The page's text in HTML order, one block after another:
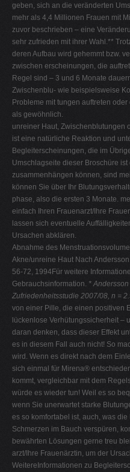
geben, sich an die veränderten
mehr als 4,4 Millionen Frauen mit
zuvor beschrieben – eine
sehr zufrieden mit ihrer Wahl.**
deren Aufbau wird gehemmt bzw.
zwischen erscheinungen, die
Regel sind – 3 und 6 Monate
Zwischenblu- wie beispielsweise
Probleme mit tungen auftreten
als gewöhnlich.
unreiner Haut, Zwischenblutungen
ist eine natürliche Reaktion und
Begleiterscheinungen, die im
Umschlagseite dieser Broschüre
zusammenhängen können, sind
können Sie über Ihr
phase, also die ersten 3 Monate.
einfach Ihren Frauenarzt/Ihre
lassen sich eventuelle
Ursachen abklären.
Abnahme des
Akne/unreine Haut Nach
56-72, 1994Für weitere
Gebrauchsinformation. *
Zufriedenheitsstudie 2007/08, n =
von einer Pille, die einen positiven
lückenlose Verhütungssicherheit –
daran denken, dass dieser Effekt
es in diesem Fall auch nicht! So
wird. Wenn es direkt nach dem
sich einmal für Mirena®
kommt, vergleichbar mit dem
würde es wieder tun! Weil es so
wenn Sie unerwartet starke
es so komfortabel ist, auch, was
Schmerzen im Bauch verspüren,
bewährten Lösungen gerne treu
arzt/Ihre Frauenärztin, um der
WeitereInformationen zu